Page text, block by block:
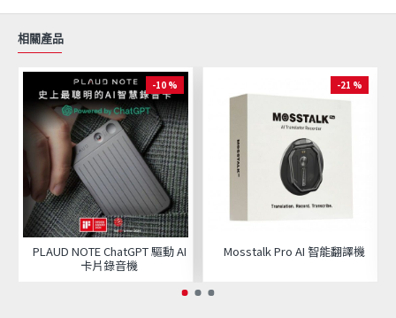
相關產品
-10 %
PLAUD NOTE ChatGPT 驅動 AI
卡片錄音機
-21 %
Mosstalk Pro AI 智能翻譯機